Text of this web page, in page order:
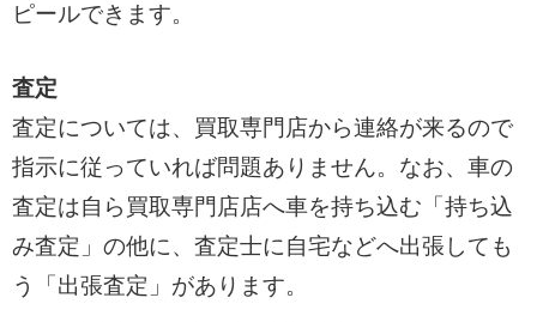
ピールできます。
査定
査定については、買取専門店から連絡が来るので
指示に従っていれば問題ありません。なお、車の
査定は自ら買取専門店店へ車を持ち込む「持ち込
み査定」の他に、査定士に自宅などへ出張しても
う「出張査定」があります。